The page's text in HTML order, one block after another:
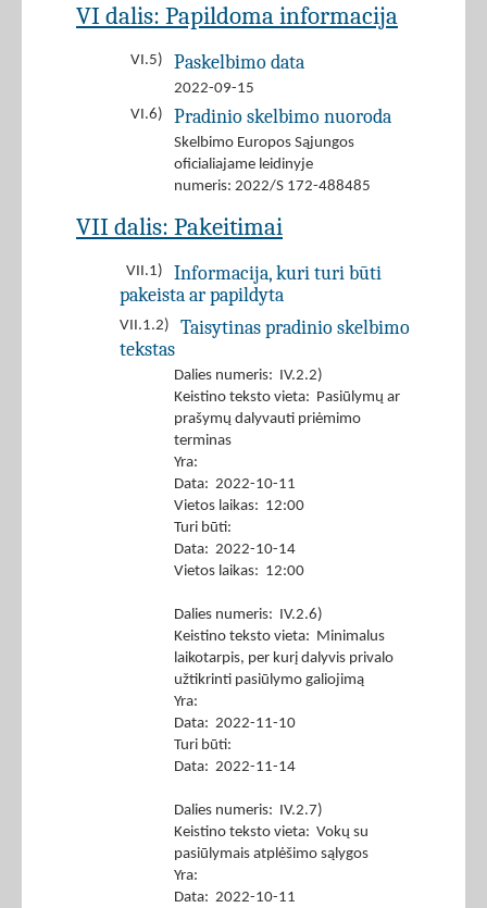
VI dalis: Papildoma informacija
VI.5) Paskelbimo data
2022-09-15
VI.6)
Pradinio skelbimo nuoroda
Skelbimo Europos Sąjungos
oficialiajame leidinyje
numeris: 2022/S 172-488485
VII dalis: Pakeitimai
VII.1)
Informacija, kuri turi būti
pakeista ar papildyta
VII.1.2)
Taisytinas pradinio skelbimo
tekstas
Dalies numeris: IV.2.2)
Keistino teksto vieta: Pasiūlymų ar
prašymų dalyvauti priėmimo
terminas
Yra:
Data: 2022-10-11
Vietos laikas: 12:00
Turi būti:
Data: 2022-10-14
Vietos laikas: 12:00
Dalies numeris: IV.2.6)
Keistino teksto vieta: Minimalus
laikotarpis, per kurį dalyvis privalo
užtikrinti pasiūlymo galiojimą
Yra:
Data: 2022-11-10
Turi būti:
Data: 2022-11-14
Dalies numeris: IV.2.7)
Keistino teksto vieta: Vokų su
pasiūlymais atplėšimo sąlygos
Yra:
Data: 2022-10-11